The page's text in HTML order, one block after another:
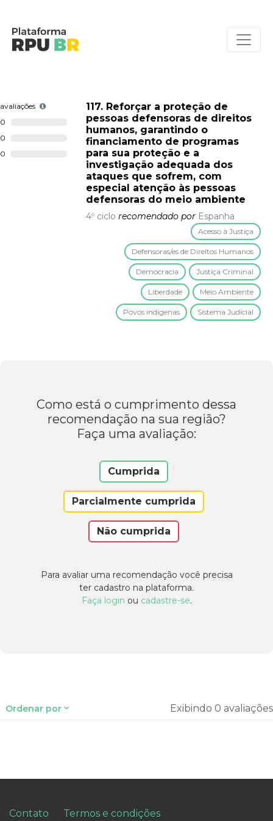
avaliações
0
0
0
117. Reforçar a proteção de
pessoas defensoras de direitos
humanos, garantindo o
financiamento de programas
para sua proteção e a
investigação adequada dos
ataques que sofrem, com
especial atenção às pessoas
defensoras do meio ambiente
4º ciclo recomendado por Espanha
Acesso à Justiça
Defensoras/es de Direitos Humanos
Democracia Justiça Criminal
Liberdade Meio Ambiente
Povos indígenas Sistema Judicial
Como está o cumprimento dessa
recomendação na sua região?
Faça uma avaliação:
Cumprida
Parcialmente cumprida
Não cumprida
Para avaliar uma recomendação você precisa
ter cadastro na plataforma.
Faça login ou cadastre-se.
Ordenar por Exibindo 0 avaliações
Contato Termos e condições